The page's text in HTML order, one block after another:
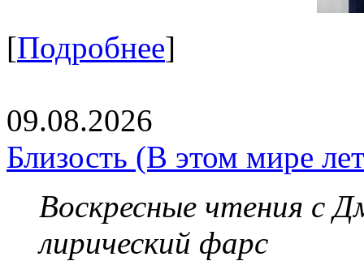
[Подробнее]
09.08.2026
Близость (В этом мире
Воскресные чтения с
лирический фарс